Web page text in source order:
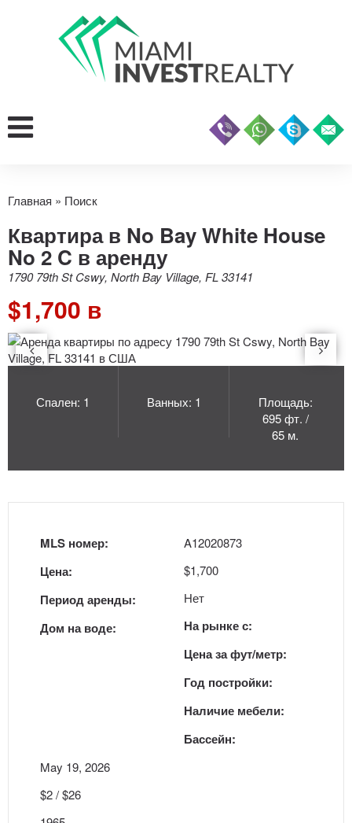
Главная » Поиск
Квартира в No Bay White House
No 2 C в аренду
1790 79th St Cswy, North Bay Village, FL 33141
$1,700 в
Спален: 1 Ванных: 1
Площадь:
695 фт. /
65 м.
MLS номер:
Цена:
Период аренды:
Дом на воде:
A12020873
$1,700
Нет
На рынке с:
Цена за фут/метр:
Год постройки:
Наличие мебели:
Бассейн:
May 19, 2026
$2 / $26